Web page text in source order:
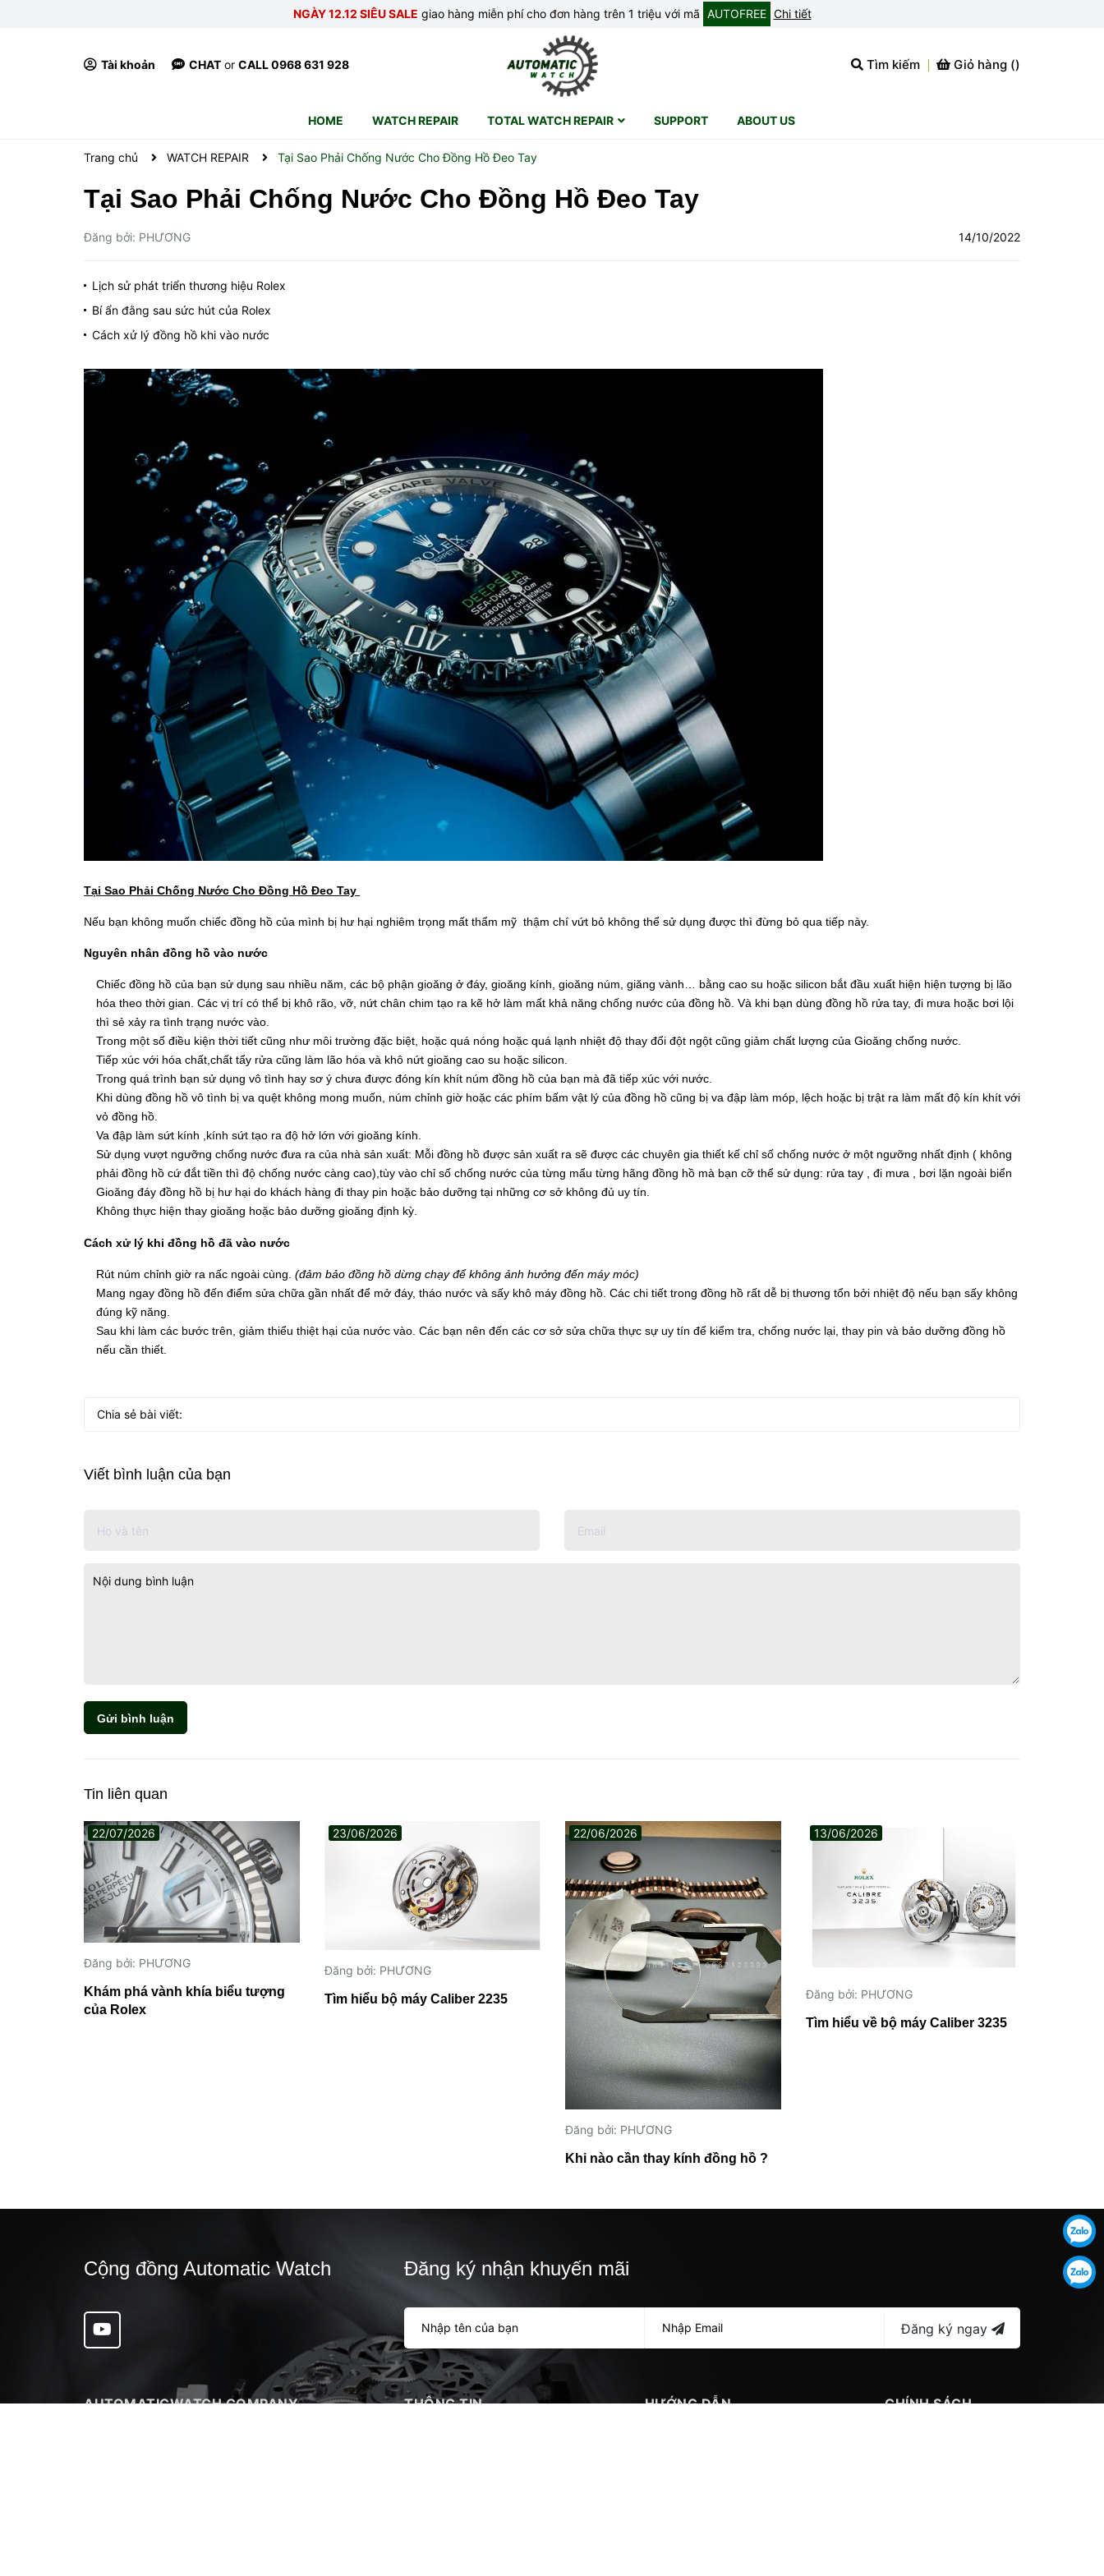
NGÀY 12.12 SIÊU SALE giao hàng miễn phí cho đơn hàng trên 1 triệu với mã AUTOFREE Chi tiết
Tài khoản CHAT or CALL 0968 631 928 Tìm kiếm Giỏ hàng ()
HOME WATCH REPAIR TOTAL WATCH REPAIR SUPPORT ABOUT US
Trang chủ WATCH REPAIR Tại Sao Phải Chống Nước Cho Đồng Hồ Đeo Tay
Tại Sao Phải Chống Nước Cho Đồng Hồ Đeo Tay
Đăng bởi: PHƯƠNG 14/10/2022
Lịch sử phát triển thương hiệu Rolex
Bí ẩn đằng sau sức hút của Rolex
Cách xử lý đồng hồ khi vào nước
Tại Sao Phải Chống Nước Cho Đồng Hồ Đeo Tay
Nếu bạn không muốn chiếc đồng hồ của mình bị hư hại nghiêm trọng mất thẩm mỹ thậm chí vứt bỏ không thể sử dụng được thì đừng bỏ qua tiếp này.
Nguyên nhân đồng hồ vào nước
Chiếc đồng hồ của bạn sử dụng sau nhiều năm, các bộ phận gioăng ở đáy, gioăng kính, gioăng núm, giăng vành… bằng cao su hoặc silicon bắt đầu xuất hiện hiện tượng bị lão
hóa theo thời gian. Các vị trí có thể bị khô rão, vỡ, nứt chân chim tạo ra kẽ hở làm mất khả năng chống nước của đồng hồ. Và khi bạn dùng đồng hồ rửa tay, đi mưa hoặc bơi lội
thì sẻ xảy ra tình trạng nước vào.
Trong một số điều kiện thời tiết cũng như môi trường đặc biệt, hoặc quá nóng hoặc quá lạnh nhiệt độ thay đổi đột ngột cũng giảm chất lượng của Gioăng chống nước.
Tiếp xúc với hóa chất,chất tẩy rửa cũng làm lão hóa và khô nứt gioăng cao su hoặc silicon.
Trong quá trình bạn sử dụng vô tình hay sơ ý chưa được đóng kín khít núm đồng hồ của bạn mà đã tiếp xúc với nước.
Khi dùng đồng hồ vô tình bị va quệt không mong muốn, núm chỉnh giờ hoặc các phím bấm vật lý của đồng hồ cũng bị va đập làm móp, lệch hoặc bị trật ra làm mất độ kín khít với
vỏ đồng hồ.
Va đập làm sứt kính ,kính sứt tạo ra độ hở lớn với gioăng kính.
Sử dụng vượt ngưỡng chống nước đưa ra của nhà sản xuất: Mỗi đồng hồ được sản xuất ra sẽ được các chuyên gia thiết kế chỉ số chống nước ở một ngưỡng nhất định ( không
phải đồng hồ cứ đắt tiền thì độ chống nước càng cao),tùy vào chỉ số chống nước của từng mẩu từng hãng đồng hồ mà bạn cỡ thể sử dụng: rửa tay , đi mưa , bơi lặn ngoài biển
Gioăng đáy đồng hồ bị hư hại do khách hàng đi thay pin hoặc bảo dưỡng tại những cơ sở không đủ uy tín.
Không thực hiện thay gioăng hoặc bảo dưỡng gioăng định kỳ.
Cách xử lý khi đồng hồ đã vào nước
Rút núm chỉnh giờ ra nấc ngoài cùng. (đảm bảo đồng hồ dừng chạy để không ảnh hưởng đến máy móc)
Mang ngay đồng hồ đến điểm sửa chữa gần nhất để mở đáy, tháo nước và sấy khô máy đồng hồ. Các chi tiết trong đồng hồ rất dễ bị thương tổn bởi nhiệt độ nếu bạn sấy không
đúng kỹ năng.
Sau khi làm các bước trên, giảm thiểu thiệt hại của nước vào. Các bạn nên đến các cơ sở sửa chữa thực sự uy tín để kiểm tra, chống nước lại, thay pin và bảo dưỡng đồng hồ
nếu cần thiết.
Chia sẻ bài viết:
Viết bình luận của bạn
Gửi bình luận
Tin liên quan
22/07/2026
Đăng bởi: PHƯƠNG
Khám phá vành khía biểu tượng
của Rolex
23/06/2026
Đăng bởi: PHƯƠNG
Tìm hiểu bộ máy Caliber 2235
22/06/2026
Đăng bởi: PHƯƠNG
Khi nào cần thay kính đồng hồ ?
13/06/2026
Đăng bởi: PHƯƠNG
Tìm hiểu về bộ máy Caliber 3235
Cộng đồng Automatic Watch Đăng ký nhận khuyến mãi
Đăng ký ngay
AUTOMATICWATCH COMPANY THÔNG TIN HƯỚNG DẪN CHÍNH SÁCH